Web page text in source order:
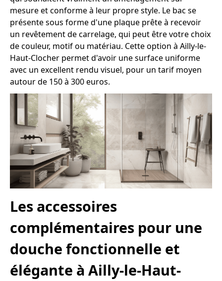
mesure et conforme à leur propre style. Le bac se
présente sous forme d'une plaque prête à recevoir
un revêtement de carrelage, qui peut être votre choix
de couleur, motif ou matériau. Cette option à Ailly-le-
Haut-Clocher permet d'avoir une surface uniforme
avec un excellent rendu visuel, pour un tarif moyen
autour de 150 à 300 euros.
Les accessoires
complémentaires pour une
douche fonctionnelle et
élégante à Ailly-le-Haut-